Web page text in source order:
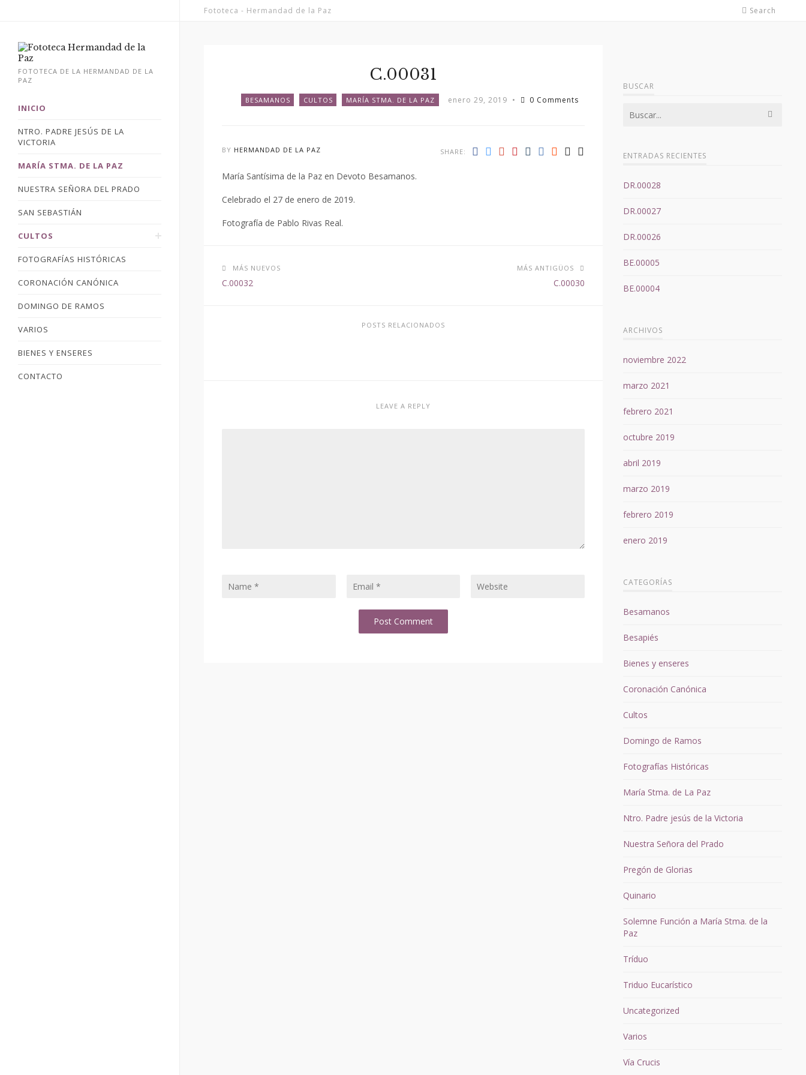
Search
Fototeca - Hermandad de la Paz
FOTOTECA DE LA HERMANDAD DE LA
PAZ
INICIO
NTRO. PADRE JESÚS DE LA
VICTORIA
MARÍA STMA. DE LA PAZ
NUESTRA SEÑORA DEL PRADO
SAN SEBASTIÁN
CULTOS
FOTOGRAFÍAS HISTÓRICAS
CORONACIÓN CANÓNICA
DOMINGO DE RAMOS
VARIOS
BIENES Y ENSERES
CONTACTO
C.00031
BESAMANOS CULTOS MARÍA STMA. DE LA PAZ enero 29, 2019 • 0 Comments
SHARE:
BY HERMANDAD DE LA PAZ
María Santísima de la Paz en Devoto Besamanos.
Celebrado el 27 de enero de 2019.
Fotografía de Pablo Rivas Real.
MÁS NUEVOS
C.00032
MÁS ANTIGÜOS
C.00030
POSTS RELACIONADOS
LEAVE A REPLY
BUSCAR
ENTRADAS RECIENTES
DR.00028
DR.00027
DR.00026
BE.00005
BE.00004
ARCHIVOS
noviembre 2022
marzo 2021
febrero 2021
octubre 2019
abril 2019
marzo 2019
febrero 2019
enero 2019
CATEGORÍAS
Besamanos
Besapiés
Bienes y enseres
Coronación Canónica
Cultos
Domingo de Ramos
Fotografías Históricas
María Stma. de La Paz
Ntro. Padre jesús de la Victoria
Nuestra Señora del Prado
Pregón de Glorias
Quinario
Solemne Función a María Stma. de la
Paz
Tríduo
Triduo Eucarístico
Uncategorized
Varios
Vía Crucis